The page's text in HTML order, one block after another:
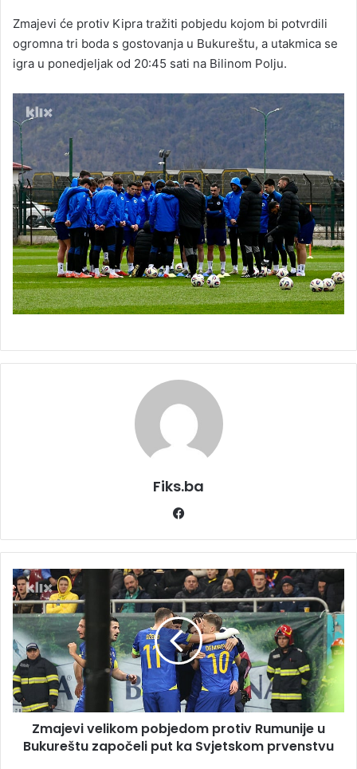
Zmajevi će protiv Kipra tražiti pobjedu kojom bi potvrdili
ogromna tri boda s gostovanja u Bukureštu, a utakmica se
igra u ponedjeljak od 20:45 sati na Bilinom Polju.
Fiks.ba
Zmajevi
velikom
pobjedom
protiv
Rumunije
Bukureštu
započeli
put
Svjetskom
Zmajevi velikom pobjedom protiv Rumunije u
Bukureštu započeli put ka Svjetskom prvenstvu